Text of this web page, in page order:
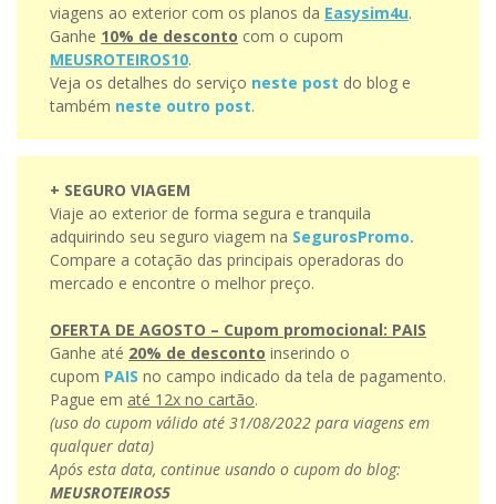
viagens ao exterior com os planos da Easysim4u.
Ganhe 10% de desconto com o cupom
MEUSROTEIROS10.
Veja os detalhes do serviço neste post do blog e
também neste outro post.
+ SEGURO VIAGEM
Viaje ao exterior de forma segura e tranquila
adquirindo seu seguro viagem na SegurosPromo.
Compare a cotação das principais operadoras do
mercado e encontre o melhor preço.
OFERTA DE AGOSTO – Cupom promocional: PAIS
Ganhe até 20% de desconto inserindo o
cupom PAIS no campo indicado da tela de pagamento.
Pague em até 12x no cartão.
(uso do cupom válido até 31/08/2022 para viagens em
qualquer data)
Após esta data, continue usando o cupom do blog:
MEUSROTEIROS5